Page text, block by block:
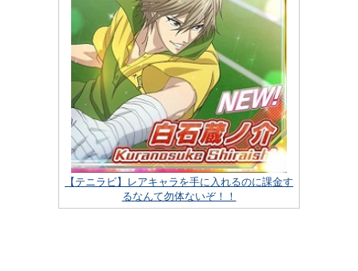
【テニラビ】レアキャラを手に入れるのに課金す
るなんて勿体ないぞ！！